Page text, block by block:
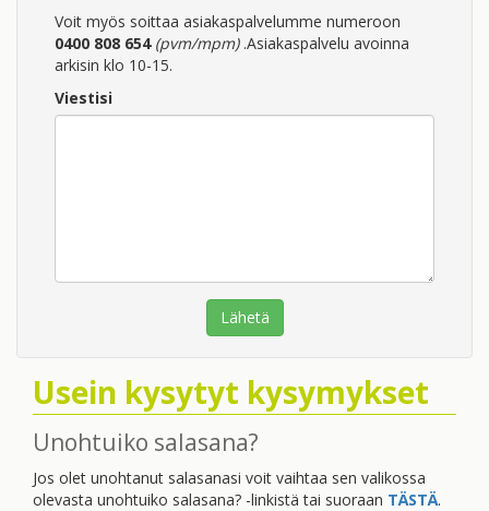
Voit myös soittaa asiakaspalvelumme numeroon
0400 808 654 (pvm/mpm).Asiakaspalvelu avoinna
arkisin klo 10-15.
Viestisi
Usein kysytyt kysymykset
Unohtuiko salasana?
Jos olet unohtanut salasanasi voit vaihtaa sen valikossa
olevasta unohtuiko salasana? -linkistä tai suoraan TÄSTÄ.